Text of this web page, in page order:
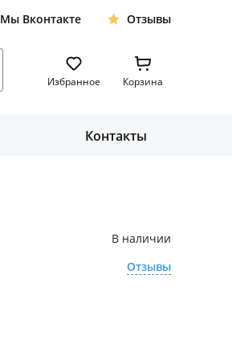
Мы Вконтакте Отзывы
Избранное Корзина
Контакты
В наличии
Отзывы